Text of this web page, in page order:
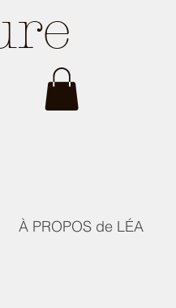
À PROPOS de LÉA